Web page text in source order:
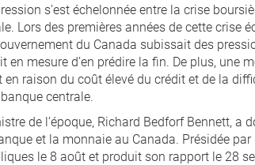
s’est échelonnée entre la crise
Lors des premières années de cette crise
du Canada subissait des
en mesure d’en prédire la fin. De plus, une
raison du coût élevé du crédit et de la
centrale.
de l’époque, Richard Bedforf Bennett,
et la monnaie au Canada. Présidée
le 8 août et produit son rapport le 28